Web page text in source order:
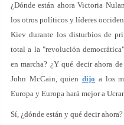
¿Dónde están ahora Victoria
los otros políticos y líderes
Kiev durante los disturbios de
total a la "revolución
en marcha? ¿Y qué decir ahora
John McCain, quiendijo a los
Europa y Europa hará mejor a
Sí, ¿dónde están y qué decir ahora?